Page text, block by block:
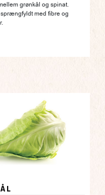
grønkål og spinat.
med fibre og